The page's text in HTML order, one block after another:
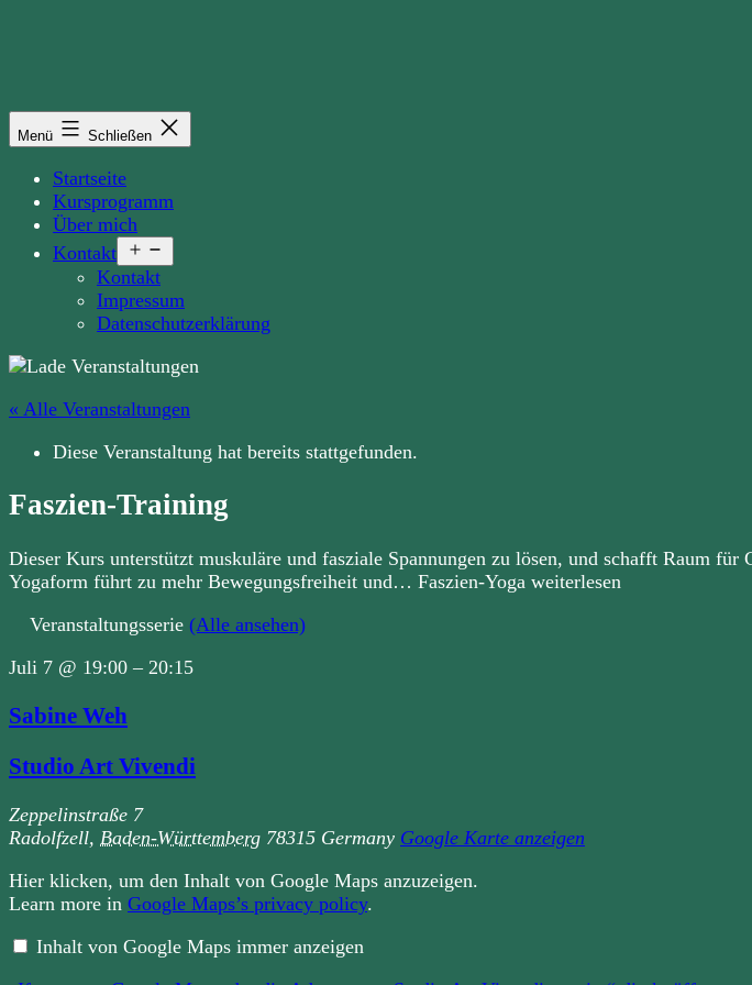
Menü Schließen
Startseite
Kursprogramm
Über mich
Kontakt
öffnen
Kontakt
Impressum
Datenschutzerklärung
« Alle Veranstaltungen
Diese Veranstaltung hat bereits stattgefunden.
Faszien-Training
Dieser Kurs unterstützt muskuläre und fasziale Spannungen zu lösen, und schafft Raum
Yogaform führt zu mehr Bewegungsfreiheit und… Faszien-Yoga weiterlesen
Veranstaltungsserie (Alle ansehen)
Juli 7 @ 19:00 – 20:15
Sabine Weh
Studio Art Vivendi
Zeppelinstraße 7
Radolfzell, Baden-Württemberg 78315 Germany Google Karte anzeigen
„Iframe
Google
der
Hier klicken, um den Inhalt von Google Maps anzuzeigen.
Learn more in Google Maps’s privacy policy.
Inhalt von Google Maps immer anzeigen